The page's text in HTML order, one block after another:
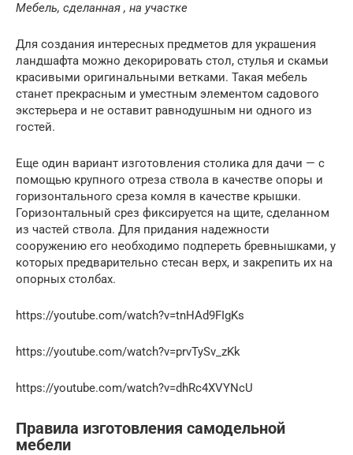
Мебель, сделанная , на участке
Для создания интересных предметов для украшения
ландшафта можно декорировать стол, стулья и скамьи
красивыми оригинальными ветками. Такая мебель
станет прекрасным и уместным элементом садового
экстерьера и не оставит равнодушным ни одного из
гостей.
Еще один вариант изготовления столика для дачи — с
помощью крупного отреза ствола в качестве опоры и
горизонтального среза комля в качестве крышки.
Горизонтальный срез фиксируется на щите, сделанном
из частей ствола. Для придания надежности
сооружению его необходимо подпереть бревнышками, у
которых предварительно стесан верх, и закрепить их на
опорных столбах.
https://youtube.com/watch?v=tnHAd9FIgKs
https://youtube.com/watch?v=prvTySv_zKk
https://youtube.com/watch?v=dhRc4XVYNcU
Правила изготовления самодельной
мебели